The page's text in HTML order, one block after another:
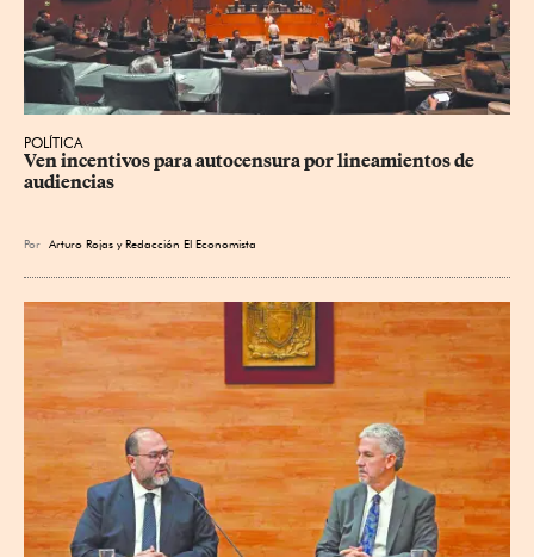
POLÍTICA
Ven incentivos para autocensura por lineamientos de
audiencias
Por Arturo Rojas yRedacción El Economista